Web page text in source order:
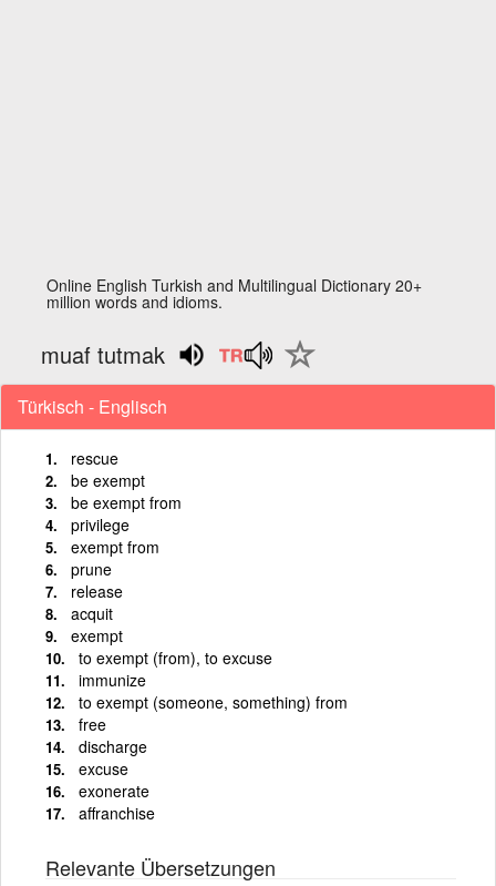
Online English Turkish and Multilingual Dictionary 20+
million words and idioms.
muaf tutmak
Türkisch - Englisch
rescue
be exempt
be exempt from
privilege
exempt from
prune
release
acquit
exempt
to exempt (from), to excuse
immunize
to exempt (someone, something) from
free
discharge
excuse
exonerate
affranchise
Relevante Übersetzungen